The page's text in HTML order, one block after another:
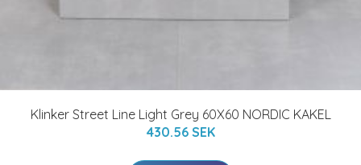
Klinker Street Line Light Grey 60X60 NORDIC KAKEL
430.56 SEK